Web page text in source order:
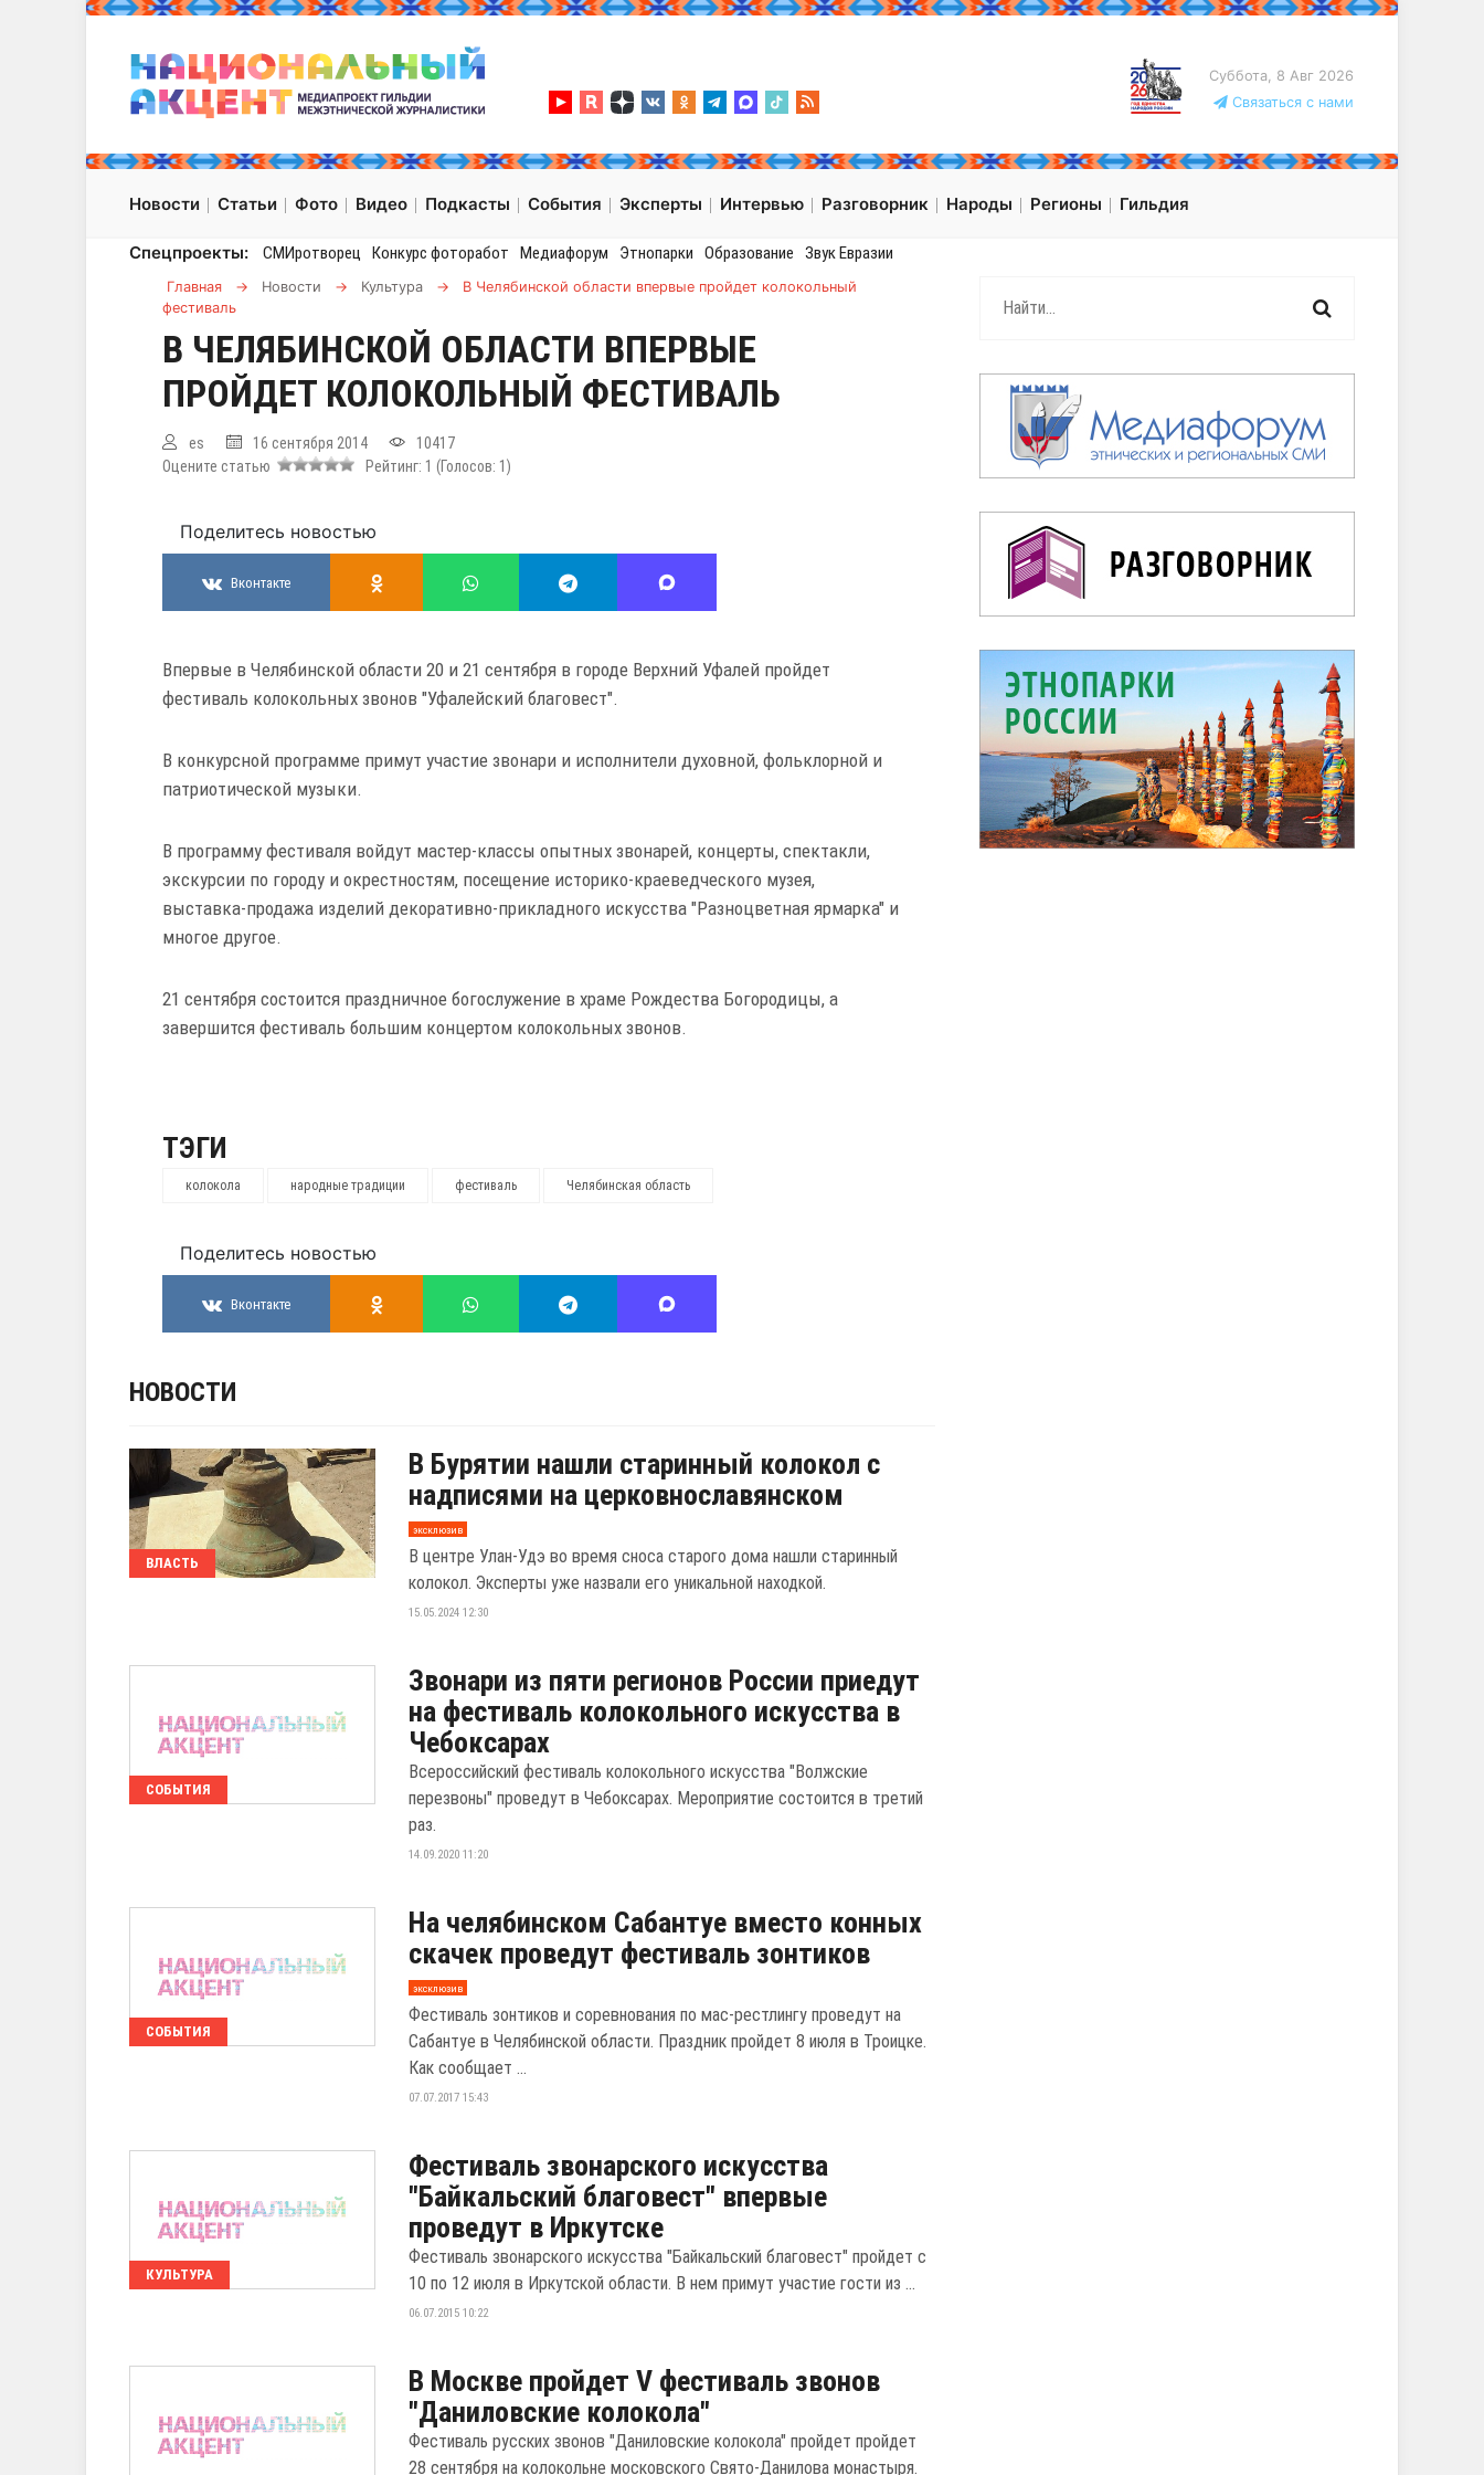
Суббота, 8 Авг 2026
Связаться с нами
Новости Статьи Фото Видео Подкасты События Эксперты Интервью Разговорник Народы Регионы Гильдия
Спецпроекты: СМИротворец Конкурс фоторабот Медиафорум Этнопарки Образование Звук Евразии
Главная → Новости → Культура →
В Челябинской области впервые пройдет колокольный
фестиваль
В ЧЕЛЯБИНСКОЙ ОБЛАСТИ ВПЕРВЫЕ
ПРОЙДЕТ КОЛОКОЛЬНЫЙ ФЕСТИВАЛЬ
es 16 сентября 2014
10417
Оцените статью
Рейтинг: 1 (Голосов: 1 )
Поделитесь новостью
Вконтакте
Впервые в Челябинской области 20 и 21 сентября в городе Верхний Уфалей пройдет
фестиваль колокольных звонов "Уфалейский благовест".
В конкурсной программе примут участие звонари и исполнители духовной, фольклорной и
патриотической музыки.
В программу фестиваля войдут мастер-классы опытных звонарей, концерты, спектакли,
экскурсии по городу и окрестностям, посещение историко-краеведческого музея,
выставка-продажа изделий декоративно-прикладного искусства "Разноцветная ярмарка" и
многое другое.
21 сентября состоится праздничное богослужение в храме Рождества Богородицы, а
завершится фестиваль большим концертом колокольных звонов.
ТЭГИ
колокола народные традиции фестиваль Челябинская область
Поделитесь новостью
Вконтакте
НОВОСТИ
ВЛАСТЬ
В Бурятии нашли старинный колокол с
надписями на церковнославянском
эксклюзив
В центре Улан-Удэ во время сноса старого дома нашли старинный
колокол. Эксперты уже назвали его уникальной находкой.
15.05.2024 12:30
СОБЫТИЯ
Звонари из пяти регионов России приедут
на фестиваль колокольного искусства в
Чебоксарах
Всероссийский фестиваль колокольного искусства "Волжские
перезвоны" проведут в Чебоксарах. Мероприятие состоится в третий
раз.
14.09.2020 11:20
СОБЫТИЯ
На челябинском Сабантуе вместо конных
скачек проведут фестиваль зонтиков
эксклюзив
Фестиваль зонтиков и соревнования по мас-рестлингу проведут на
Сабантуе в Челябинской области. Праздник пройдет 8 июля в Троицке.
Как сообщает ...
07.07.2017 15:43
КУЛЬТУРА
Фестиваль звонарского искусства
"Байкальский благовест" впервые
проведут в Иркутске
Фестиваль звонарского искусства "Байкальский благовест" пройдет с
10 по 12 июля в Иркутской области. В нем примут участие гости из ...
06.07.2015 10:22
В Москве пройдет V фестиваль звонов
"Даниловские колокола"
Фестиваль русских звонов "Даниловские колокола" пройдет пройдет
28 сентября на колокольне московского Свято-Данилова монастыря.